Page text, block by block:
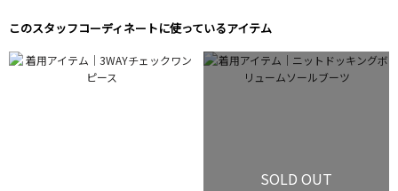
このスタッフコーディネートに使っているアイテム
SOLD OUT